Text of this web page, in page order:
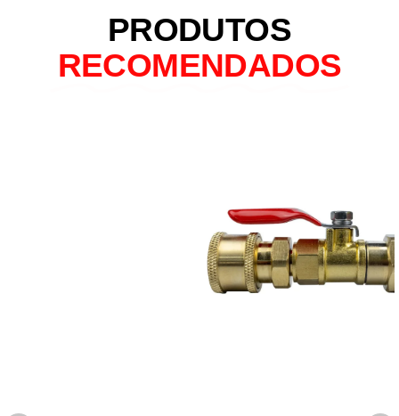
PRODUTOS
RECOMENDADOS